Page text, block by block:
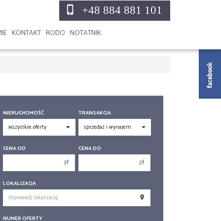
KONTAKT RODO NOTATNIK
+48 884 881 101
NIERUCHOMOŚĆ TRANSAKCJA
CENA OD
zł
250 000 zł
CENA DO
zł
250 000 zł
LOKALIZACJA
NUMER OFERTY